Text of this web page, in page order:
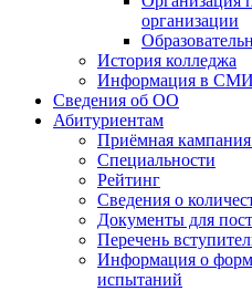
организации
История колледжа
Информация в СМИ
Сведения об ОО
Абитуриентам
Приёмная
Специальности
Рейтинг
Сведения о
Документы для
Перечень
Информация о
испытаний